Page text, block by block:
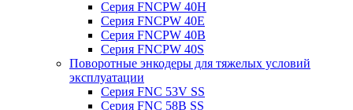
Серия FNCPW 40H
Серия FNCPW 40E
Серия FNCPW 40B
Серия FNCPW 40S
Поворотные энкодеры для тяжелых условий
эксплуатации
Серия FNC 53V SS
Серия FNC 58B SS